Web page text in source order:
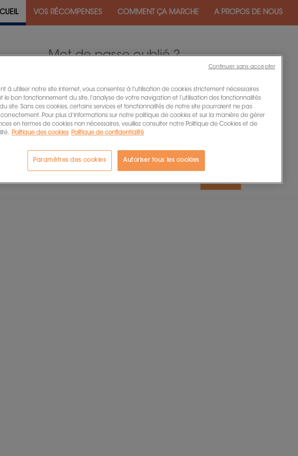
VOS RÉCOMPENSES COMMENT ÇA MARCHE A PROPOS DE NOUS
Mot de passe oublié ?
votre adresse e-mail ci-dessous et nous vous enverrons en
un e-mail avec vos identifiants :
votre adresse e-mail, vous recevrez un message d'ici quelques
Envoyer
à utiliser notre site internet, vous consentez à l'utilisation de cookies strictement nécessaires
le bon fonctionnement du site, l’analyse de votre navigation et l’utilisation des fonctionnalités
site. Sans ces cookies, certains services et fonctionnalités de notre site pourraient ne pas
Pour plus d'informations sur notre politique de cookies et sur la manière de gérer
en termes de cookies non nécessaires, veuillez consulter notre Politique de Cookies et de
Politique des cookies Politique de confidentialité
Autoriser tous les cookies
Paramètres des cookies
Continuer sans accepter